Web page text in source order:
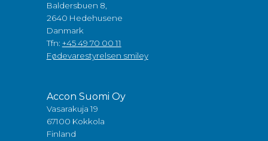
Baldersbuen 8,
2640 Hedehusene
Danmark
Tfn: +45 49 70 00 11
Fødevarestyrelsen smiley
Accon Suomi Oy
Vasarakuja 19
67100 Kokkola
Finland